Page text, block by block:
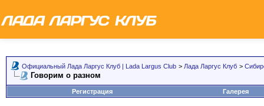
Официальный Лада Ларгус Клуб | Lada Largus Club > Лада Ларгус Клуб >
Говорим о разном
Регистрация Галерея